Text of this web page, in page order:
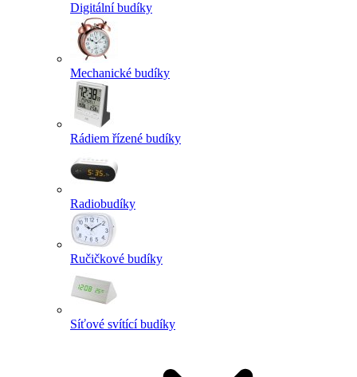
Digitální budíky
Mechanické budíky
Rádiem řízené budíky
Radiobudíky
Ručičkové budíky
Síťové svítící budíky